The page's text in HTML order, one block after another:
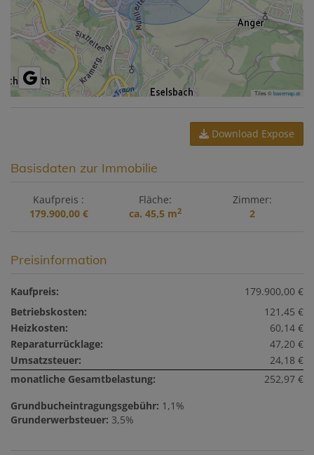
Tiles ©basemap.at
Download Expose
Basisdaten zur Immobilie
Kaufpreis
179.900,00 €
Fläche
ca. 45,5 m2
Zimmer
2
Preisinformation
Kaufpreis:
179.900,00 €
Betriebskosten:
121,45 €
Heizkosten:
60,14 €
Reparaturrücklage:
47,20 €
Umsatzsteuer:
24,18 €
monatliche Gesamtbelastung:
252,97 €
Grundbucheintragungsgebühr: 1,1%
Grunderwerbsteuer: 3,5%